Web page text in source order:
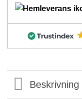
Beskrivning